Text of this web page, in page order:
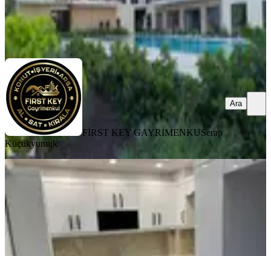
FİRST KEY GAYRİMENKU Serap Küçükyumuk
Ara
FİRST KEY GAYRİMENKUSerap
Küçükyumuk
Ara
BALKONLU
Kün Emlakdan
2+1,köşe,doğalgazlı,tadilatlı Daire
Bornova, Yeşilova Mahallesi
2+1·100 m²·2. Kat·05.08.2026